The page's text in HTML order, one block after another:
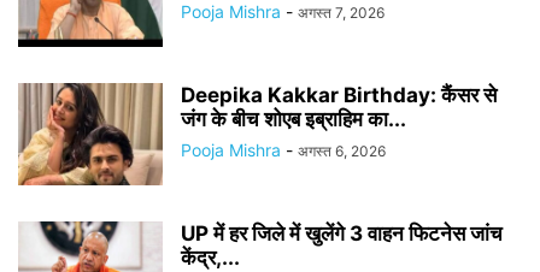
Pooja Mishra - अगस्त 7, 2026
Deepika Kakkar Birthday: कैंसर से
जंग के बीच शोएब इब्राहिम का...
Pooja Mishra - अगस्त 6, 2026
UP में हर जिले में खुलेंगे 3 वाहन फिटनेस जांच
केंद्र,...